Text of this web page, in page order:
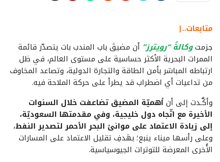
متابعات..|
جزمتوكالةُ “رويترز” أن مضيقَ باب المندب بات يتصدّر قائمة
الممرات البحرية الأكثر حساسية على مستوى العالم، في ظل
ارتباطه المباشر بأمن الطاقة والتجارة الدولية، وتصاعد المخاوف
من تداعيات أي اضطراب قد يطرأ على حركة الملاحة فيه.
وأكَّـدت إلى أنأهميّة المضيق تضاعفت خلال السنوات
الأخيرة مع اتّجاه دول خليجية، وفي مقدمتها السعوديّة،
إلى زيادة الاعتماد على موانئ البحر الأحمر لتصدير النفط،
وعلى رأسها ميناء ينبع؛ بهَدفِ تقليل الاعتماد على المسارات
الأُخرى المعرضة للتوترات الجيوسياسية.